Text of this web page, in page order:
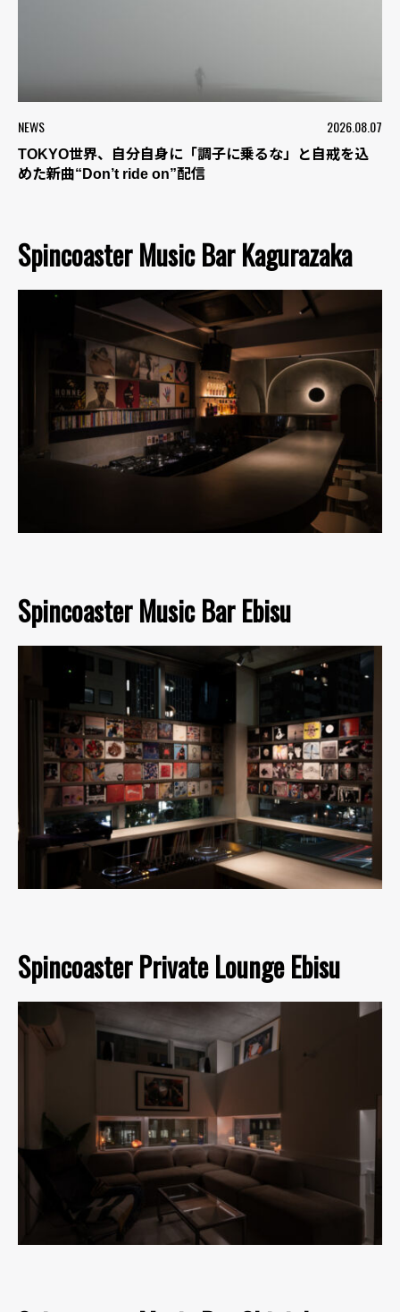
NEWS 2026.08.07
TOKYO世界、自分自身に「調子に乗るな」と自戒を込
めた新曲“Don’t ride on”配信
Spincoaster Music Bar Kagurazaka
Spincoaster Music Bar Ebisu
Spincoaster Private Lounge Ebisu